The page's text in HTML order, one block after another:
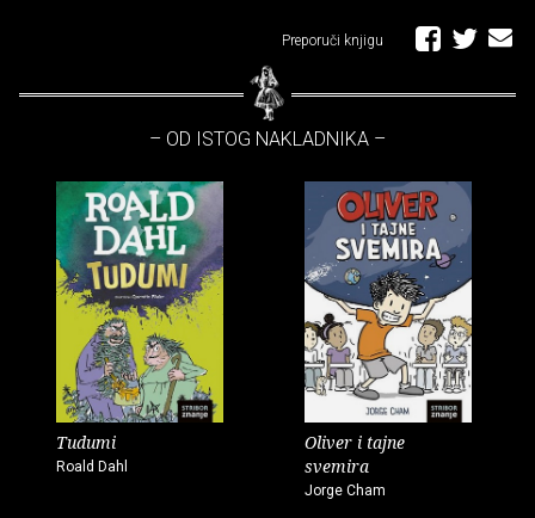
Preporuči knjigu
– OD ISTOG NAKLADNIKA –
Tudumi
Roald Dahl
Oliver i tajne
svemira
Jorge Cham